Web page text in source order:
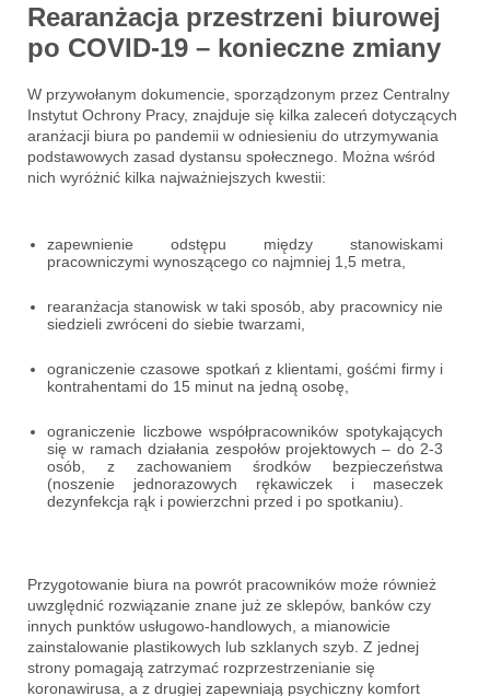
Rearanżacja przestrzeni biurowej
po COVID-19 – konieczne zmiany
W przywołanym dokumencie, sporządzonym przez Centralny
Instytut Ochrony Pracy, znajduje się kilka zaleceń dotyczących
aranżacji biura po pandemii w odniesieniu do utrzymywania
podstawowych zasad dystansu społecznego. Można wśród
nich wyróżnić kilka najważniejszych kwestii:
zapewnienie odstępu między stanowiskami
pracowniczymi wynoszącego co najmniej 1,5 metra,
rearanżacja stanowisk w taki sposób, aby pracownicy nie
siedzieli zwróceni do siebie twarzami,
ograniczenie czasowe spotkań z klientami, gośćmi firmy i
kontrahentami do 15 minut na jedną osobę,
ograniczenie liczbowe współpracowników spotykających
się w ramach działania zespołów projektowych – do 2-3
osób, z zachowaniem środków bezpieczeństwa
(noszenie jednorazowych rękawiczek i maseczek
dezynfekcja rąk i powierzchni przed i po spotkaniu).
Przygotowanie biura na powrót pracowników może również
uwzględnić rozwiązanie znane już ze sklepów, banków czy
innych punktów usługowo-handlowych, a mianowicie
zainstalowanie plastikowych lub szklanych szyb. Z jednej
strony pomagają zatrzymać rozprzestrzenianie się
koronawirusa, a z drugiej zapewniają psychiczny komfort